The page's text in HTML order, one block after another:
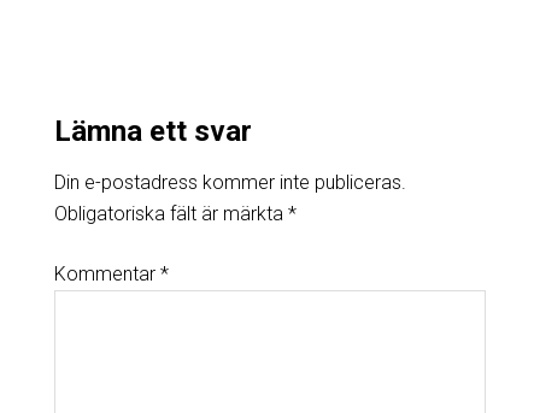
Lämna ett svar
Din e-postadress kommer inte publiceras.
Obligatoriska fält är märkta *
Kommentar *